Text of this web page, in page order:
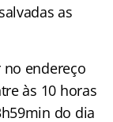
as
no endereço
às 10 horas
do dia